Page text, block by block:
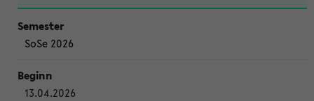
SoSe 2026
13.04.2026